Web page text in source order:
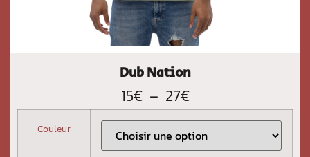
Dub Nation
15€ – 27€
Couleur